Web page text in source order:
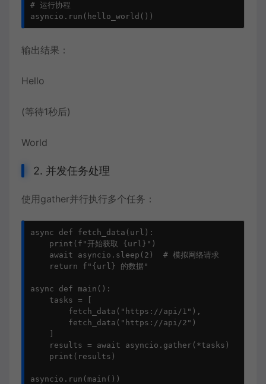
# 运行协程
asyncio.run(hello_world())
输出结果：
Hello
(等待1秒后)
World
2. 并发任务处理
使用gather并行执行多个任务：
async def fetch_data(url):
    print(f"开始获取 {url}")
    await asyncio.sleep(2)  # 模拟网络请求
    return f"{url} 的数据"
async def main():
    tasks = [
        fetch_data("https://api/1"),
        fetch_data("https://api/2")
    results = await asyncio.gather(*tasks)
    print(results)
asyncio.run(main())